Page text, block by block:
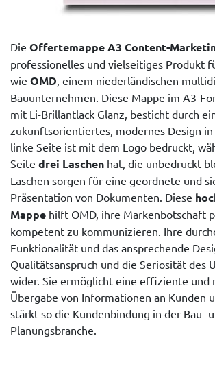
Die Offertemappe A3 Content-
professionelles und vielseitiges Produkt
wie OMD , einem niederländischen
Bauunternehmen. Diese Mappe im A3-
mit Li-Brillantlack Glanz, besticht durch
zukunftsorientiertes, modernes Design in
linke Seite ist mit dem Logo bedruckt,
Seite drei Laschen hat, die unbedruckt
Laschen sorgen für eine geordnete und
Präsentation von Dokumenten. Diese
Mappe hilft OMD, ihre Markenbotschaft
kompetent zu kommunizieren. Ihre
Funktionalität und das ansprechende
Qualitätsanspruch und die Seriosität des
wider. Sie ermöglicht eine effiziente und
Übergabe von Informationen an Kunden
stärkt so die Kundenbindung in der Bau-
Planungsbranche.